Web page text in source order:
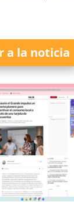
a la noticia